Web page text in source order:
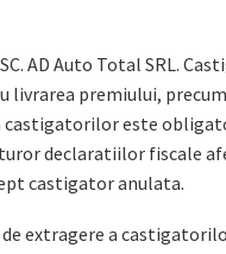
AD Auto Total SRL.
livrarea premiului,
este
declaratiilor fiscale
castigator anulata.
extragere a castigatorilor